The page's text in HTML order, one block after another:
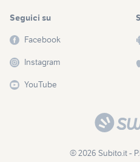
Seguici su
Facebook
Instagram
YouTube
© 2026 Subito.it -